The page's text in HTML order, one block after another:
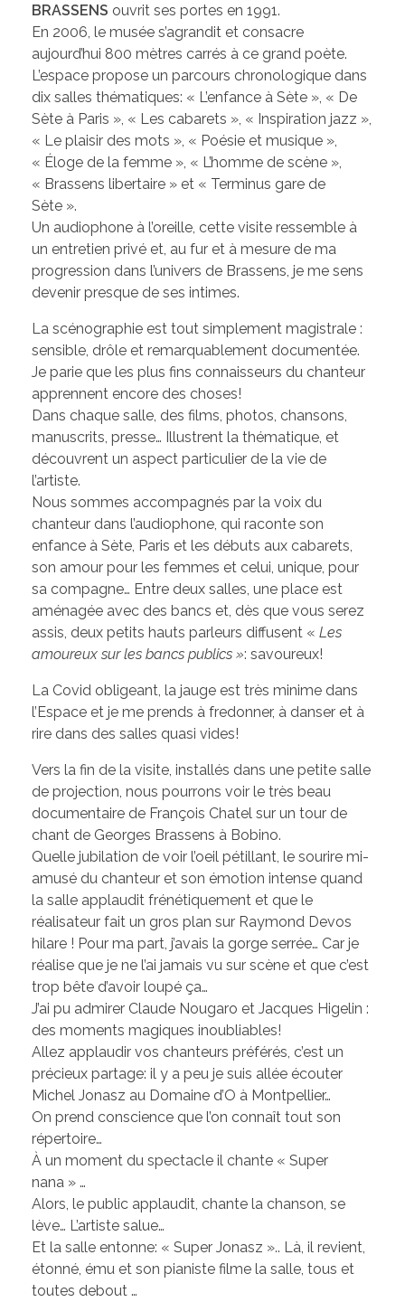
BRASSENS ouvrit ses portes en 1991.
En 2006, le musée s’agrandit et consacre
aujourd’hui 800 mètres carrés à ce grand poète.
L’espace propose un parcours chronologique dans
dix salles thématiques: « L’enfance à Sète », « De
Sète à Paris », « Les cabarets », « Inspiration jazz »,
« Le plaisir des mots », « Poésie et musique »,
« Éloge de la femme », « L’homme de scène »,
« Brassens libertaire » et « Terminus gare de
Sète ».
Un audiophone à l’oreille, cette visite ressemble à
un entretien privé et, au fur et à mesure de ma
progression dans l’univers de Brassens, je me sens
devenir presque de ses intimes.
La scénographie est tout simplement magistrale :
sensible, drôle et remarquablement documentée.
Je parie que les plus fins connaisseurs du chanteur
apprennent encore des choses!
Dans chaque salle, des films, photos, chansons,
manuscrits, presse… Illustrent la thématique, et
découvrent un aspect particulier de la vie de
l’artiste.
Nous sommes accompagnés par la voix du
chanteur dans l’audiophone, qui raconte son
enfance à Sète, Paris et les débuts aux cabarets,
son amour pour les femmes et celui, unique, pour
sa compagne… Entre deux salles, une place est
aménagée avec des bancs et, dès que vous serez
assis, deux petits hauts parleurs diffusent « Les
amoureux sur les bancs publics »: savoureux!
La Covid obligeant, la jauge est très minime dans
l’Espace et je me prends à fredonner, à danser et à
rire dans des salles quasi vides!
Vers la fin de la visite, installés dans une petite salle
de projection, nous pourrons voir le très beau
documentaire de François Chatel sur un tour de
chant de Georges Brassens à Bobino.
Quelle jubilation de voir l’oeil pétillant, le sourire mi-
amusé du chanteur et son émotion intense quand
la salle applaudit frénétiquement et que le
réalisateur fait un gros plan sur Raymond Devos
hilare ! Pour ma part, j’avais la gorge serrée… Car je
réalise que je ne l’ai jamais vu sur scène et que c’est
trop bête d’avoir loupé ça…
J’ai pu admirer Claude Nougaro et Jacques Higelin :
des moments magiques inoubliables!
Allez applaudir vos chanteurs préférés, c’est un
précieux partage: il y a peu je suis allée écouter
Michel Jonasz au Domaine d’O à Montpellier…
On prend conscience que l’on connaît tout son
répertoire…
À un moment du spectacle il chante « Super
nana » …
Alors, le public applaudit, chante la chanson, se
lève… L’artiste salue…
Et la salle entonne: « Super Jonasz ».. Là, il revient,
étonné, ému et son pianiste filme la salle, tous et
toutes debout …